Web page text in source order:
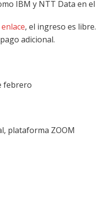
IBM y NTT Data en el
, el ingreso es
adicional.
febrero
plataforma ZOOM